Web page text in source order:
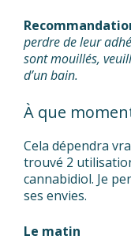
perdre de leur
sont mouillés,
d’un bain.
À que
Cela dépendra
trouvé 2
cannabidiol. Je
ses envies.
Le matin